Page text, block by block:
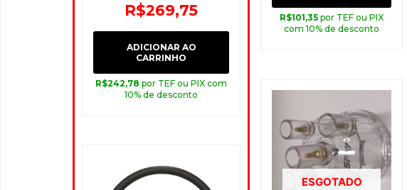
R$269,75
ADICIONAR AO
CARRINHO
R$242,78 por TEF ou PIX com
10% de desconto
R$101,35 por TEF ou PIX
com 10% de desconto
ESGOTADO